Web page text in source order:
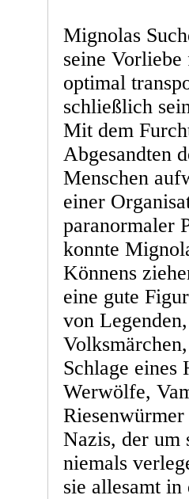
Mignolas
seine
optimal
schließlich
Mit dem
Abgesandten
Menschen
einer
paranormaler
konnte
Könnens
eine gute
von
Schlage eines
Werwölfe,
Nazis, der um
niemals
sie allesamt